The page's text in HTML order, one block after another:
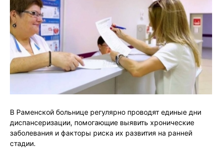
В Раменской больнице регулярно проводят единые дни
диспансеризации, помогающие выявить хронические
заболевания и факторы риска их развития на ранней
стадии.